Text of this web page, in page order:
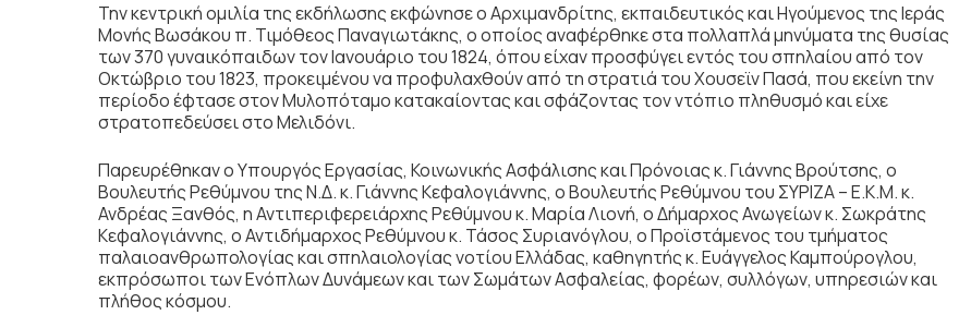
Την κεντρική ομιλία της εκδήλωσης εκφώνησε ο Αρχιμανδρίτης, εκπαιδευτικός και Ηγούμενος της Ιεράς
Μονής Βωσάκου π. Τιμόθεος Παναγιωτάκης, ο οποίος αναφέρθηκε στα πολλαπλά μηνύματα της θυσίας
των 370 γυναικόπαιδων τον Ιανουάριο του 1824, όπου είχαν προσφύγει εντός του σπηλαίου από τον
Οκτώβριο του 1823, προκειμένου να προφυλαχθούν από τη στρατιά του Χουσεϊν Πασά, που εκείνη την
περίοδο έφτασε στον Μυλοπόταμο κατακαίοντας και σφάζοντας τον ντόπιο πληθυσμό και είχε
στρατοπεδεύσει στο Μελιδόνι.
Παρευρέθηκαν ο Υπουργός Εργασίας, Κοινωνικής Ασφάλισης και Πρόνοιας κ. Γιάννης Βρούτσης, ο
Βουλευτής Ρεθύμνου της Ν.Δ. κ. Γιάννης Κεφαλογιάννης, ο Βουλευτής Ρεθύμνου του ΣΥΡΙΖΑ – Ε.Κ.Μ. κ.
Ανδρέας Ξανθός, η Αντιπεριφερειάρχης Ρεθύμνου κ. Μαρία Λιονή, ο Δήμαρχος Ανωγείων κ. Σωκράτης
Κεφαλογιάννης, ο Αντιδήμαρχος Ρεθύμνου κ. Τάσος Συριανόγλου, ο Προϊστάμενος του τμήματος
παλαιοανθρωπολογίας και σπηλαιολογίας νοτίου Ελλάδας, καθηγητής κ. Ευάγγελος Καμπούρογλου,
εκπρόσωποι των Ενόπλων Δυνάμεων και των Σωμάτων Ασφαλείας, φορέων, συλλόγων, υπηρεσιών και
πλήθος κόσμου.